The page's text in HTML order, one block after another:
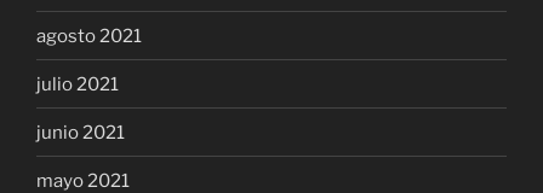
agosto 2021
julio 2021
junio 2021
mayo 2021